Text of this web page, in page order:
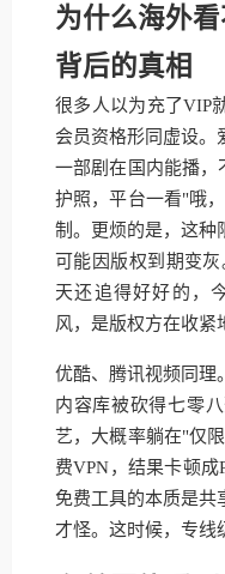
为什么海外
背后的真相
很多人以为充了VIP
会员资格形同虚设。
一部剧在国内能播，
护照，平台一看"哦
制。更烦的是，这种
可能因版权到期变
天还追得好好的，
风，是版权方在收紧
优酷、腾讯视频同理
内容库被砍得七零
艺，大概率躺在"仅
费VPN，结果卡顿成
免费工具的本质是共
才怪。这时候，专线